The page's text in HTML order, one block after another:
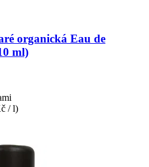
organická Eau de
ml)
/ l)